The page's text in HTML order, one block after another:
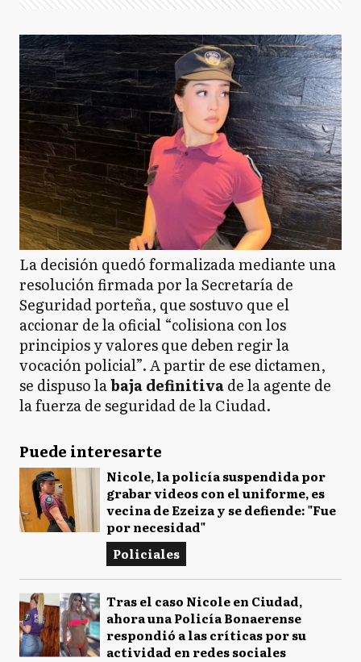
La decisión quedó formalizada mediante una
resolución firmada por la Secretaría de
Seguridad porteña, que sostuvo que el
accionar de la oficial “colisiona con los
principios y valores que deben regir la
vocación policial”. A partir de ese dictamen,
se dispuso labaja definitivade la agente de
la fuerza de seguridad de la Ciudad.
Puede interesarte
Nicole, la policía suspendida por
grabar videos con el uniforme, es
vecina de Ezeiza y se defiende: "Fue
por necesidad"
Policiales
Tras el caso Nicole en Ciudad,
ahora una Policía Bonaerense
respondió a las críticas por su
actividad en redes sociales